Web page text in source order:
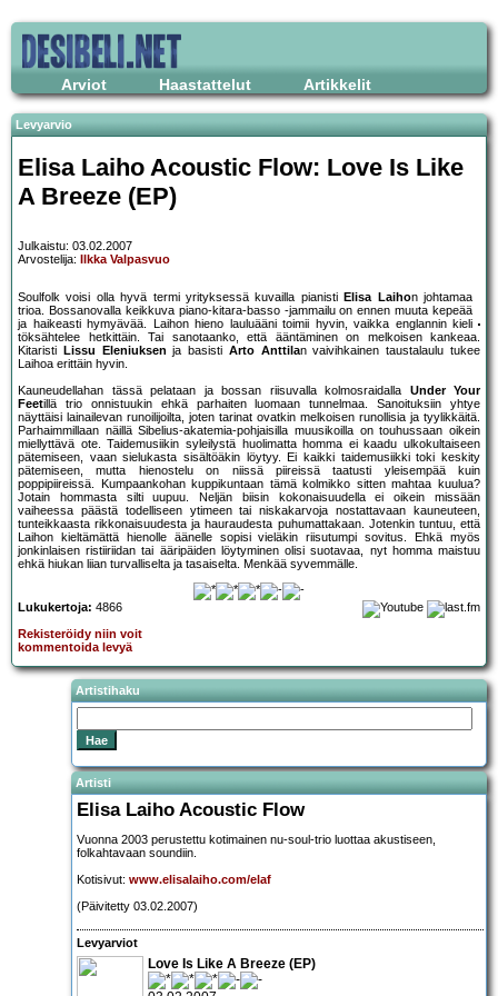
Arviot Haastattelut Artikkelit
Levyarvio
Elisa Laiho Acoustic Flow: Love Is Like
A Breeze (EP)
Julkaistu: 03.02.2007
Arvostelija:
Ilkka Valpasvuo
Soulfolk voisi olla hyvä termi yrityksessä kuvailla pianisti Elisa Laihon johtamaa
trioa. Bossanovalla keikkuva piano-kitara-basso -jammailu on ennen muuta kepeää
ja haikeasti hymyävää. Laihon hieno lauluääni toimii hyvin, vaikka englannin kieli
töksähtelee hetkittäin. Tai sanotaanko, että ääntäminen on melkoisen kankeaa.
Kitaristi
Lissu Eleniuksen ja basisti Arto Anttilan vaivihkainen taustalaulu tukee
Laihoa erittäin hyvin.
Kauneudellahan tässä pelataan ja bossan riisuvalla kolmosraidalla Under Your
Feetillä trio onnistuukin ehkä parhaiten luomaan tunnelmaa. Sanoituksiin yhtye
näyttäisi lainailevan runoilijoilta, joten tarinat ovatkin melkoisen runollisia ja tyylikkäitä.
Parhaimmillaan näillä Sibelius-akatemia-pohjaisilla muusikoilla on touhussaan oikein
miellyttävä ote. Taidemusiikin syleilystä huolimatta homma ei kaadu ulkokultaiseen
pätemiseen, vaan sielukasta sisältöäkin löytyy. Ei kaikki taidemusiikki toki keskity
pätemiseen, mutta hienostelu on niissä piireissä taatusti yleisempää kuin
poppipiireissä. Kumpaankohan kuppikuntaan tämä kolmikko sitten mahtaa kuulua?
Jotain hommasta silti uupuu. Neljän biisin kokonaisuudella ei oikein missään
vaiheessa päästä todelliseen ytimeen tai niskakarvoja nostattavaan kauneuteen,
tunteikkaasta rikkonaisuudesta ja hauraudesta puhumattakaan. Jotenkin tuntuu, että
Laihon kieltämättä hienolle äänelle sopisi vieläkin riisutumpi sovitus. Ehkä myös
jonkinlaisen ristiiriidan tai ääripäiden löytyminen olisi suotavaa, nyt homma maistuu
ehkä hiukan liian turvalliselta ja tasaiselta. Menkää syvemmälle.
Lukukertoja: 4866
Rekisteröidy niin voit
kommentoida levyä
Artistihaku
Artisti
Elisa Laiho Acoustic Flow
Vuonna 2003 perustettu kotimainen nu-soul-trio luottaa akustiseen,
folkahtavaan soundiin.
Kotisivut: www.elisalaiho.com/elaf
(Päivitetty 03.02.2007)
Levyarviot
Love Is Like A Breeze (EP)